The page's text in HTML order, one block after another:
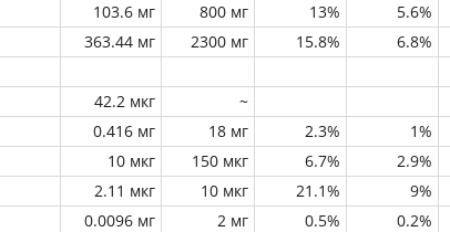
103.6 мг 800 мг 13% 5.6%
363.44 мг 2300 мг 15.8% 6.8%
42.2 мкг
~
0.416 мг 18 мг 2.3% 1%
10 мкг 150 мкг 6.7% 2.9%
2.11 мкг 10 мкг 21.1% 9%
0.0096 мг 2 мг 0.5% 0.2%